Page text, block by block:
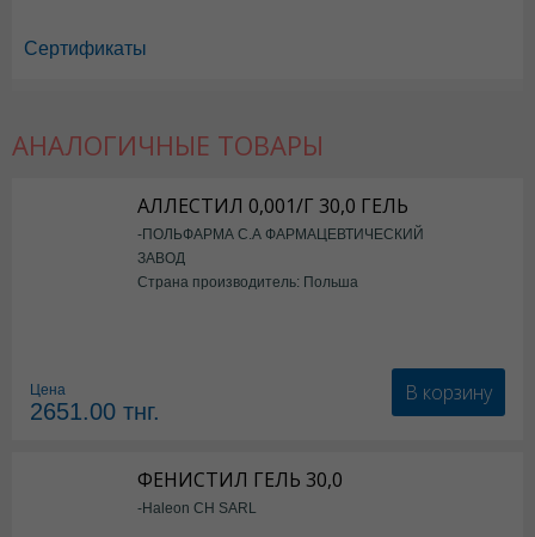
Фенистил в Астане, Фенистил в Уральске
Фенистил в Караганде
Сертификаты
АНАЛОГИЧНЫЕ ТОВАРЫ
АЛЛЕСТИЛ 0,001/Г 30,0 ГЕЛЬ
-ПОЛЬФАРМА С.А ФАРМАЦЕВТИЧЕСКИЙ
ЗАВОД
Страна производитель: Польша
Цена
2651.00 тнг.
В корзину
ФЕНИСТИЛ ГЕЛЬ 30,0
-Haleon CH SARL